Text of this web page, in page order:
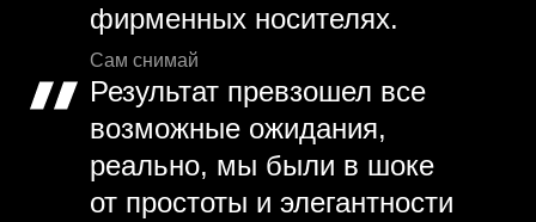
фирменных носителях.
Сам снимай
Результат превзошел все
возможные ожидания,
реально, мы были в шоке
от простоты и элегантности